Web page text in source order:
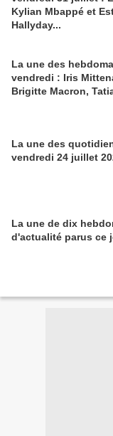
Kylian Mbappé et
Hallyday...
La une des
vendredi : Iris
Brigitte Macron,
La une des
vendredi 24 juillet
La une de dix
d'actualité parus ce